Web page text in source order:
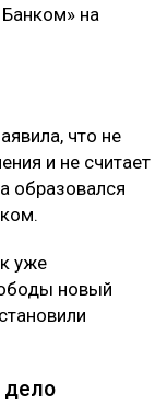
на
что не
и не считает
образовался
уже
новый
дело